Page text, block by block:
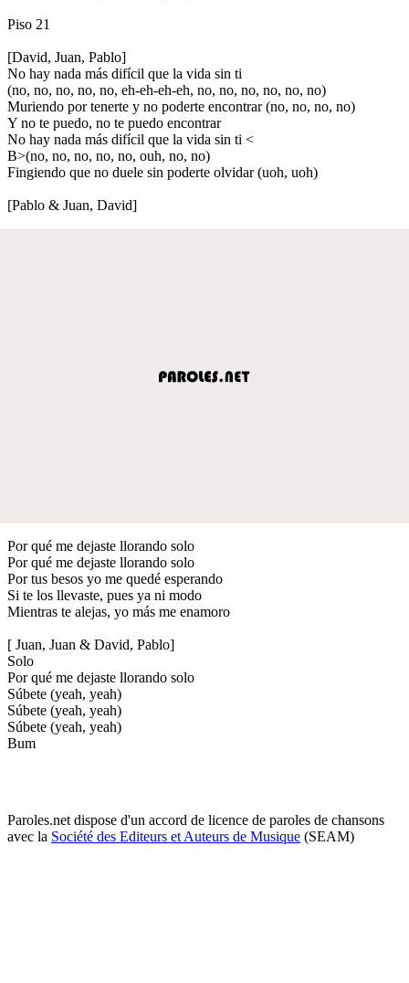
Piso 21
[David, Juan, Pablo]
No hay nada más difícil que la vida sin ti
(no, no, no, no, no, eh-eh-eh-eh, no, no, no, no, no, no)
Muriendo por tenerte y no poderte encontrar (no, no, no, no)
Y no te puedo, no te puedo encontrar
No hay nada más difícil que la vida sin ti <
B>(no, no, no, no, no, ouh, no, no)
Fingiendo que no duele sin poderte olvidar (uoh, uoh)
[Pablo & Juan, David]
Por qué me dejaste llorando solo
Por qué me dejaste llorando solo
Por tus besos yo me quedé esperando
Si te los llevaste, pues ya ni modo
Mientras te alejas, yo más me enamoro
[ Juan, Juan & David, Pablo]
Solo
Por qué me dejaste llorando solo
Súbete (yeah, yeah)
Súbete (yeah, yeah)
Súbete (yeah, yeah)
Bum
Paroles.net dispose d'un accord de licence de paroles de chansons
avec la Société des Editeurs et Auteurs de Musique (SEAM)